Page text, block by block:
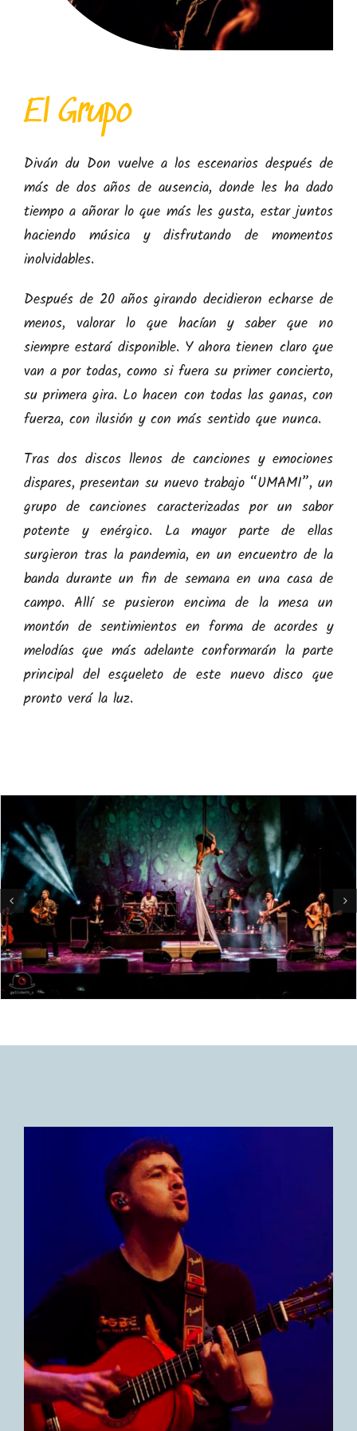
El Grupo
Diván du Don vuelve a los escenarios después de
más de dos años de ausencia, donde les ha dado
tiempo a añorar lo que más les gusta, estar juntos
haciendo música y disfrutando de momentos
inolvidables.
Después de 20 años girando decidieron echarse de
menos, valorar lo que hacían y saber que no
siempre estará disponible. Y ahora tienen claro que
van a por todas, como si fuera su primer concierto,
su primera gira. Lo hacen con todas las ganas, con
fuerza, con ilusión y con más sentido que nunca.
Tras dos discos llenos de canciones y emociones
dispares, presentan su nuevo trabajo “UMAMI”, un
grupo de canciones caracterizadas por un sabor
potente y enérgico. La mayor parte de ellas
surgieron tras la pandemia, en un encuentro de la
banda durante un fin de semana en una casa de
campo. Allí se pusieron encima de la mesa un
montón de sentimientos en forma de acordes y
melodías que más adelante conformarán la parte
principal del esqueleto de este nuevo disco que
pronto verá la luz.